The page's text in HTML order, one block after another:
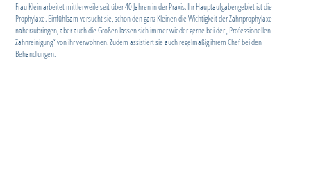
Frau Klein arbeitet mittlerweile seit über 40 Jahren in der Praxis. Ihr Hauptaufgabengebiet ist die
Prophylaxe. Einfühlsam versucht sie, schon den ganz Kleinen die Wichtigkeit der Zahnprophylaxe
näherzubringen, aber auch die Großen lassen sich immer wieder gerne bei der „Professionellen
Zahnreinigung“ von ihr verwöhnen. Zudem assistiert sie auch regelmäßig ihrem Chef bei den
Behandlungen.